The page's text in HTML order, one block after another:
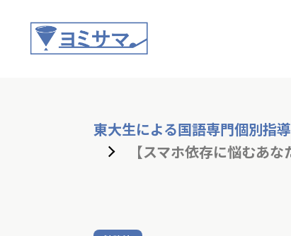
東大生による国語専門個別指導
【スマホ依存に悩むあ